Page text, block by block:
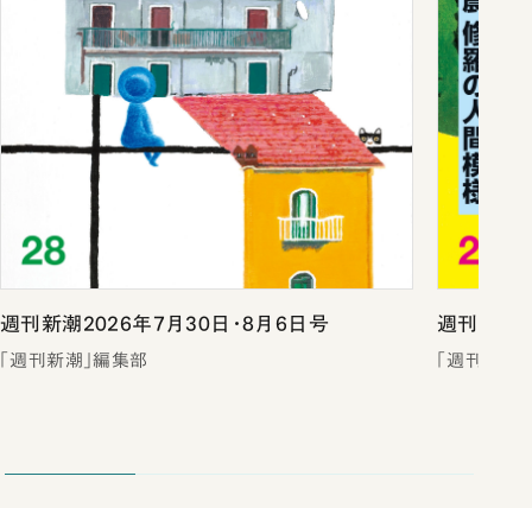
週刊新潮2026年7月30日・8月6日号
「週刊新潮」編集部
週刊新潮
「週刊新潮